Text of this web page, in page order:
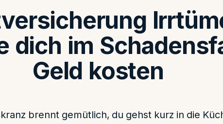
dich im
Geld kosten
brennt gemütlich, du gehst kurz in die